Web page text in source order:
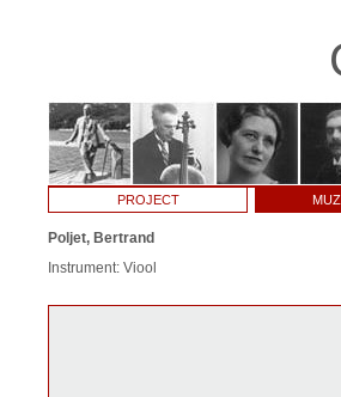
PROJECT
Poljet, Bertrand
Instrument: Viool